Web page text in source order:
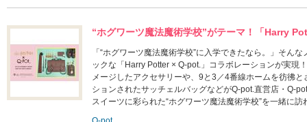
“ホグワーツ魔法魔術学校”がテーマ！「Harry
「“ホグワーツ魔法魔術学校”に入学できたなら。」そん
ックな「Harry Potter × Q-pot.」コラボレーションが実現
メージしたアクセサリーや、9と3／4番線ホームを彷彿
ションされたサッチェルバッグなどがQ-pot.直営店・Q-
スイーツに彩られた“ホグワーツ魔法魔術学校”を一緒に訪